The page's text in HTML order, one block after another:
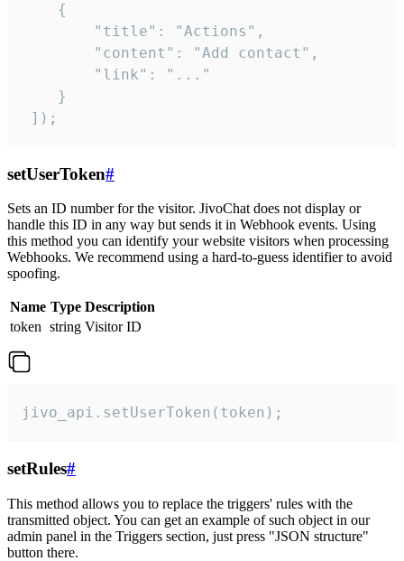
    {
        "title": "Actions",
        "content": "Add contact",
        "link": "..."
    }
]);
setUserToken#
Sets an ID number for the visitor. JivoChat does not display or
handle this ID in any way but sends it in Webhook events. Using
this method you can identify your website visitors when processing
Webhooks. We recommend using a hard-to-guess identifier to avoid
spoofing.
Name Type Description
token string Visitor ID
jivo_api.setUserToken(token);
setRules#
This method allows you to replace the triggers' rules with the
transmitted object. You can get an example of such object in our
admin panel in the Triggers section, just press "JSON structure"
button there.